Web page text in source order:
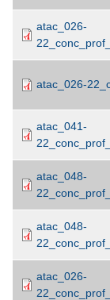
atac_026-
atac_026-
atac_041-
atac_048-
atac_048-
atac_026-